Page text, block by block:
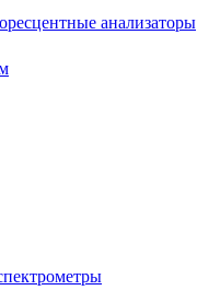
анализаторы